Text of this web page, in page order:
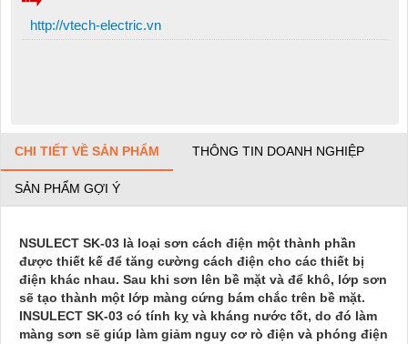
http://vtech-electric.vn
CHI TIẾT VỀ SẢN PHẨM THÔNG TIN DOANH NGHIỆP
SẢN PHẨM GỢI Ý
NSULECT SK-03 là loại sơn cách điện một thành phần
được thiết kế để tăng cường cách điện cho các thiết bị
điện khác nhau. Sau khi sơn lên bề mặt và để khô, lớp sơn
sẽ tạo thành một lớp màng cứng bám chắc trên bề mặt.
INSULECT SK-03 có tính kỵ và kháng nước tốt, do đó làm
màng sơn sẽ giúp làm giảm nguy cơ rò điện và phóng điện